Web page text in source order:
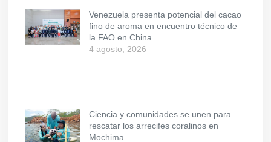
Venezuela presenta potencial del cacao
fino de aroma en encuentro técnico de
la FAO en China
4 agosto, 2026
Ciencia y comunidades se unen para
rescatar los arrecifes coralinos en
Mochima